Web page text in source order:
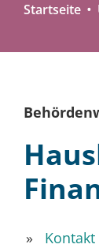
Startseite
Kontakt